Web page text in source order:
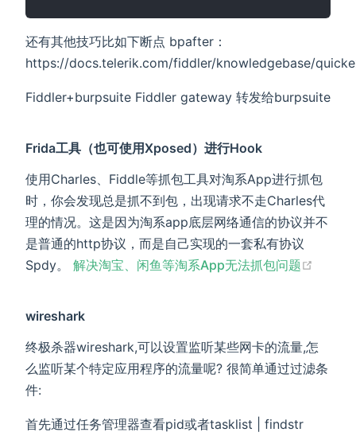
还有其他技巧比如下断点 bpafter：
https://docs.telerik.com/fiddler/knowledgebase/
Fiddler+burpsuite Fiddler gateway 转发给burpsuite
Frida工具（也可使用Xposed）进行Hook
使用Charles、Fiddle等抓包工具对淘系App进行抓包
时，你会发现总是抓不到包，出现请求不走Charles代
理的情况。这是因为淘系app底层网络通信的协议并不
是普通的http协议，而是自己实现的一套私有协议
Spdy。 解决淘宝、闲鱼等淘系App无法抓包问题
wireshark
终极杀器wireshark,可以设置监听某些网卡的流量,怎
么监听某个特定应用程序的流量呢? 很简单通过过滤条
件:
首先通过任务管理器查看pid或者tasklist | findstr